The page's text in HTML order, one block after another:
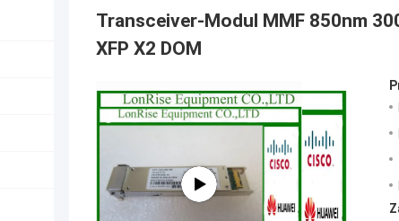
Transceiver-Modul MMF 850nm
XFP X2 DOM